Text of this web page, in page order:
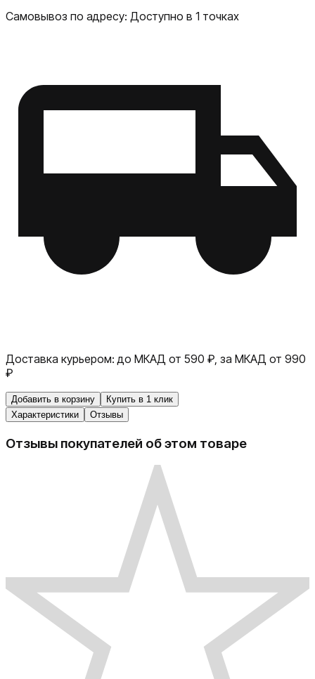
Самовывоз по адресу: Доступно в 1 точках
Доставка курьером: до МКАД от 590 ₽, за МКАД от 990
₽
Добавить в корзину
Купить в 1 клик
Характеристики
Отзывы
Отзывы покупателей об этом товаре